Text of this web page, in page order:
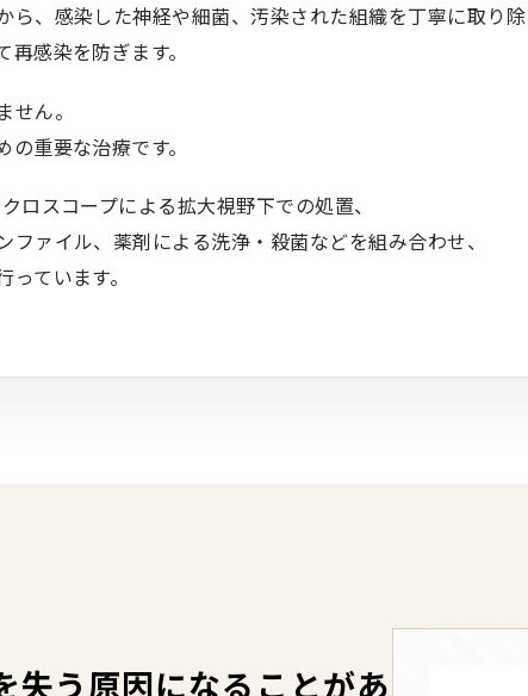
、感染した神経や細菌、汚染された組織を丁寧に取り
感染を防ぎます。
ん。
重要な治療です。
ロスコープによる拡大視野下での処置、
ァイル、薬剤による洗浄・殺菌などを組み合わせ、
ています。
失う原因になることがあ